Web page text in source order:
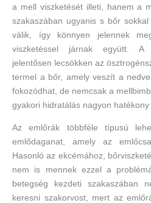
a mell viszketését illeti, hanem a
szakaszában ugyanis s bőr
válik, így könnyen jelennek
viszketéssel járnak együtt. A
jelentősen lecsökken az
termel a bőr, amely veszít a
fokozódhat, de nemcsak a
gyakori hidratálás nagyon
Az emlőrák többféle típusú
emlődaganat, amely az
Hasonló az ekcémához,
nem is mennek ezzel a
betegség kezdeti szakaszában
keresni szakorvost, mert az